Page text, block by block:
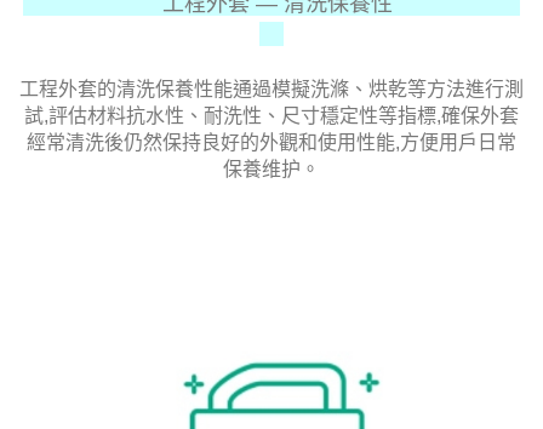
工程外套的清洗保養性能通過模擬洗滌、烘乾等方法進行測
試,評估材料抗水性、耐洗性、尺寸穩定性等指標,確保外套
經常清洗後仍然保持良好的外觀和使用性能,方便用戶日常
保養维护。